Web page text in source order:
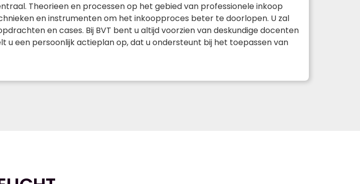
Theorieen en processen op het gebied van professionele inkoop
en instrumenten om het inkoopproces beter te doorlopen. U zal
en cases. Bij BVT bent u altijd voorzien van deskundige docenten
u een persoonlijk actieplan op, dat u ondersteunt bij het toepassen van